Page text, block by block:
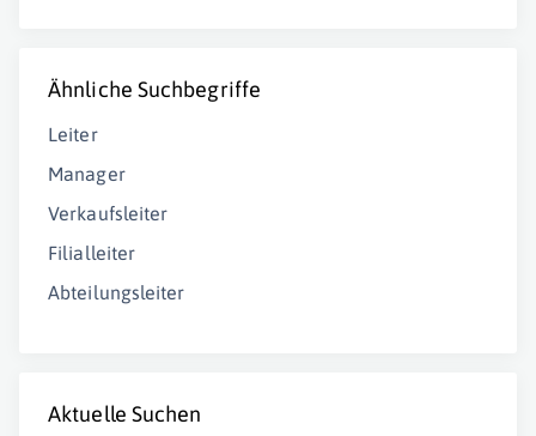
Ähnliche Suchbegriffe
Leiter
Manager
Verkaufsleiter
Filialleiter
Abteilungsleiter
Aktuelle Suchen